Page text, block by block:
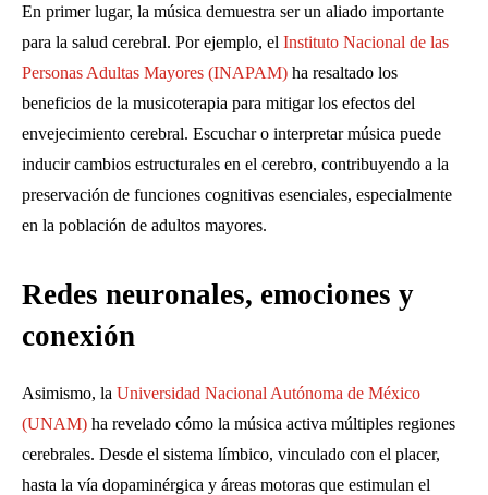
En primer lugar, la música demuestra ser un aliado importante
para la salud cerebral. Por ejemplo, el Instituto Nacional de las
Personas Adultas Mayores (INAPAM) ha resaltado los
beneficios de la musicoterapia para mitigar los efectos del
envejecimiento cerebral. Escuchar o interpretar música puede
inducir cambios estructurales en el cerebro, contribuyendo a la
preservación de funciones cognitivas esenciales, especialmente
en la población de adultos mayores.
Redes neuronales, emociones y
conexión
Asimismo, la Universidad Nacional Autónoma de México
(UNAM) ha revelado cómo la música activa múltiples regiones
cerebrales. Desde el sistema límbico, vinculado con el placer,
hasta la vía dopaminérgica y áreas motoras que estimulan el